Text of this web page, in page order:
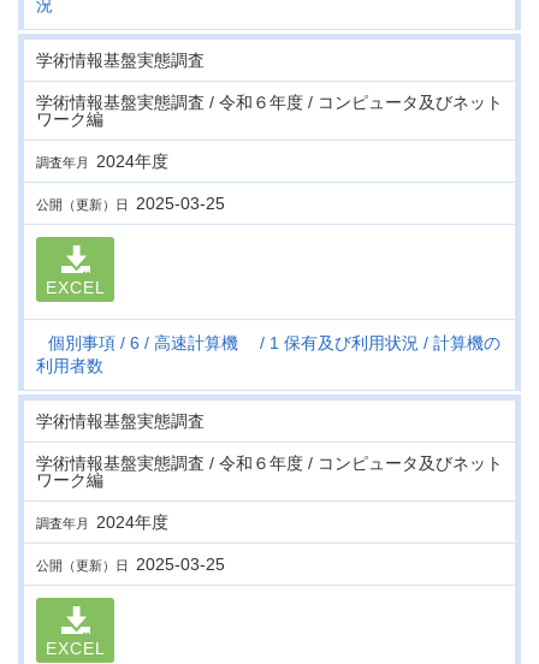
況
学術情報基盤実態調査
学術情報基盤実態調査 / 令和６年度 / コンピュータ及びネット
ワーク編
調査年月 2024年度
公開（更新）日 2025-03-25
EXCEL
個別事項 6 高速計算機 1 保有及び利用状況
計算機の
利用者数
学術情報基盤実態調査
学術情報基盤実態調査 / 令和６年度 / コンピュータ及びネット
ワーク編
調査年月 2024年度
公開（更新）日 2025-03-25
EXCEL